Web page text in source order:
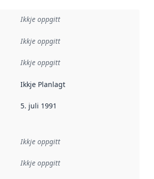
Ikkje oppgitt
:
Ikkje oppgitt
Ikkje oppgitt
:
Ikkje Planlagt
Denne datoen seier når dataa i dette
5. juli 1991
Ikkje oppgitt
Ikkje oppgitt